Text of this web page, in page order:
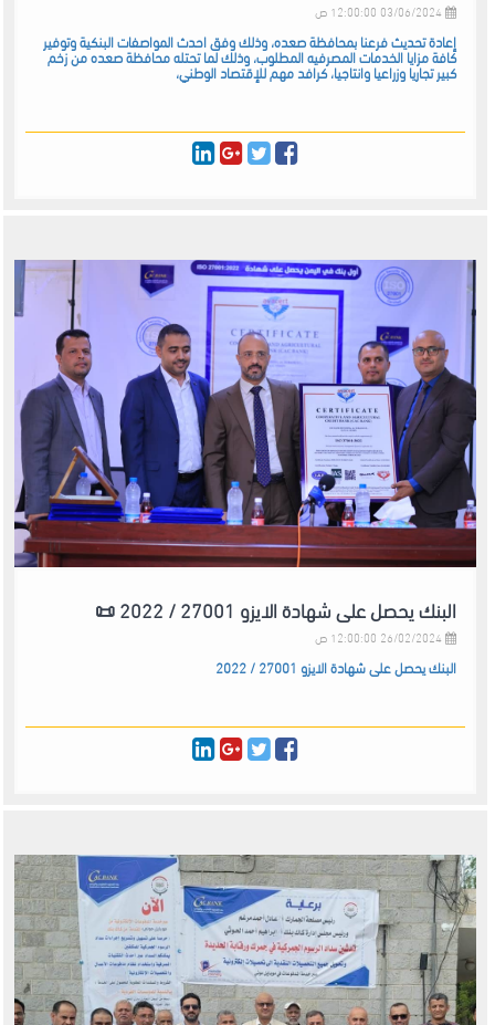
إعادة تحديث فرعنا بمحافظة صعده، وذلك وفق احدث المواصفات البنكية وتوفير
كافة مزايا الخدمات المصرفيه المطلوب، وذلك لما تحتله محافظة صعده من زخم
كبير تجاريا وزراعيا وانتاجيا، كرافد مهم للإقتصاد الوطني،
البنك يحصل على شهادة الايزو 27001 / 2022 📜
البنك يحصل على شهادة الايزو 27001 / 2022